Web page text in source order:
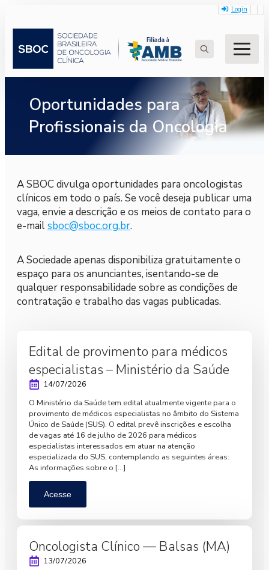
Login
for:
Oportunidades para
Profissionais da Oncologia
A SBOC divulga oportunidades para oncologistas
clínicos em todo o país. Se você deseja publicar uma
vaga, envie a descrição e os meios de contato para o
e-mailsboc@sboc.org.br.
A Sociedade apenas disponibiliza gratuitamente o
espaço para os anunciantes, isentando-se de
qualquer responsabilidade sobre as condições de
contratação e trabalho das vagas publicadas.
Edital de provimento para médicos
especialistas – Ministério da Saúde
14/07/2026
O Ministério da Saúde tem edital atualmente vigente para o
provimento de médicos especialistas no âmbito do Sistema
Único de Saúde (SUS). O edital prevê inscrições e escolha
de vagas até 16 de julho de 2026 para médicos
especialistas interessados em atuar na atenção
especializada do SUS, contemplando as seguintes áreas:
As informações sobre o […]
Acesse
Oncologista Clínico — Balsas (MA)
13/07/2026